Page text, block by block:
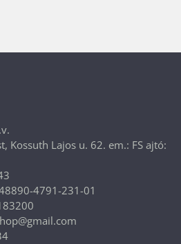
Kossuth Lajos u. 62. em.: FS ajtó:
4791-231-01